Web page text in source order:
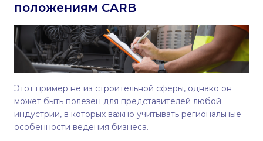
положениям CARB
Этот пример не из строительной сферы, однако он
может быть полезен для представителей любой
индустрии, в которых важно учитывать региональные
особенности ведения бизнеса.